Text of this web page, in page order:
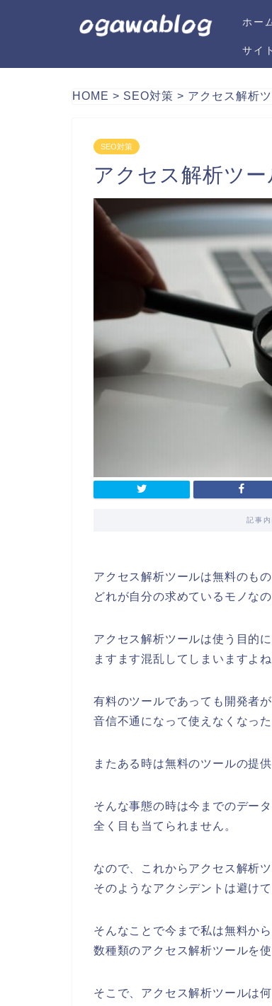
ホー
サイ
HOME > SEO対策 > アクセス解析
SEO対策
アクセス解析ツー
記事
アクセス解析ツールは無料のも
どれが自分の求めているモノな
アクセス解析ツールは使う目的
ますます混乱してしまいますよね
有料のツールであっても開発者
音信不通になって使えなくなった
またある時は無料のツールの提
そんな事態の時は今までのデー
全く目も当てられません。
なので、これからアクセス解析
そのようなアクシデントは避け
そんなことで今まで私は無料から
数種類のアクセス解析ツールを使
そこで、アクセス解析ツールは